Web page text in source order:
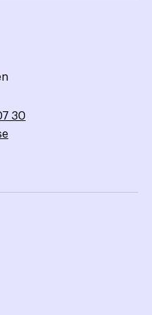
30